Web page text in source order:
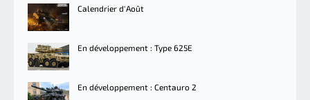
Calendrier d'Août
En développement : Type 625E
En développement : Centauro 2